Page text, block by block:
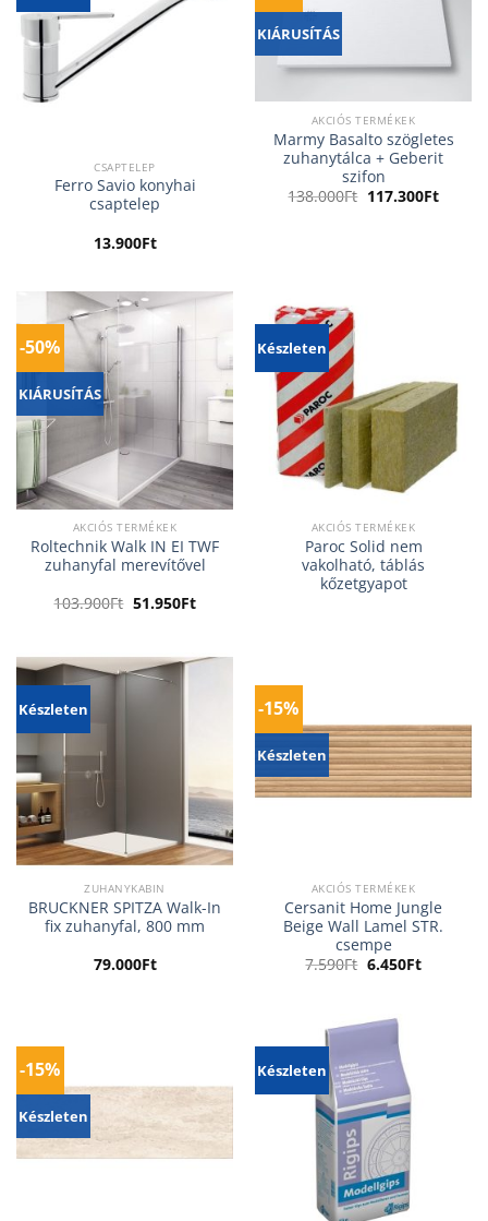
CSAPTELEP
Ferro Savio konyhai
csaptelep
13.900Ft
KIÁRUSÍTÁS
AKCIÓS TERMÉKEK
Marmy Basalto szögletes
zuhanytálca + Geberit
szifon
138.000Ft Original
price
117.300Ft
price
-50%
KIÁRUSÍTÁS
AKCIÓS TERMÉKEK
Roltechnik Walk IN EI TWF
zuhanyfal merevítővel
103.900Ft Original
51.950FtCurrent
Készleten
AKCIÓS TERMÉKEK
Paroc Solid nem
vakolható, táblás
kőzetgyapot
Készleten
ZUHANYKABIN
BRUCKNER SPITZA Walk-In
fix zuhanyfal, 800 mm
79.000Ft
-15%
Készleten
AKCIÓS TERMÉKEK
Cersanit Home Jungle
Beige Wall Lamel STR.
csempe
7.590Ft Original
price
6.450FtCurrent
price
-15%
Készleten
Készleten